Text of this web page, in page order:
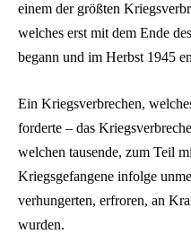
einem der größten
welches erst mit dem Ende
begann und im Herbst 1945
Ein Kriegsverbrechen,
forderte – das
welchen tausende, zum Teil
Kriegsgefangene infolge
verhungerten, erfroren, an
wurden.